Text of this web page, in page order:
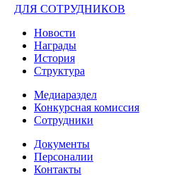
ДЛЯ СОТРУДНИКОВ
Новости
Награды
История
Структура
Медиараздел
Конкурсная комиссия
Сотрудники
Документы
Персоналии
Контакты